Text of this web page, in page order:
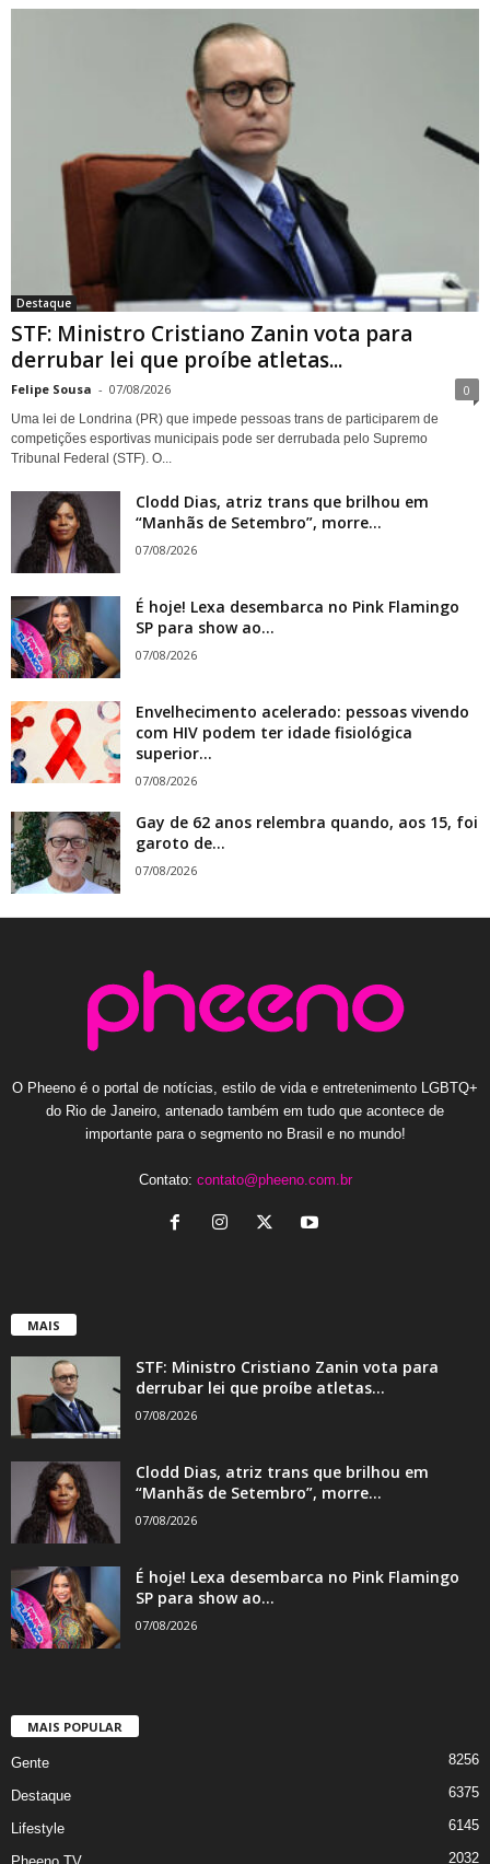
STF: Ministro Cristiano Zanin
vota para derrubar lei que
proíbe atletas transgênero
em competições de Londrina
Destaque
STF: Ministro Cristiano Zanin vota para
derrubar lei que proíbe atletas...
Felipe Sousa - 07/08/2026 0
Uma lei de Londrina (PR) que impede pessoas trans de participarem de
competições esportivas municipais pode ser derrubada pelo Supremo
Tribunal Federal (STF). O...
Clodd Dias, atriz trans que brilhou em
“Manhãs de Setembro”, morre...
07/08/2026
É hoje! Lexa desembarca no Pink Flamingo
SP para show ao...
07/08/2026
Envelhecimento acelerado: pessoas vivendo
com HIV podem ter idade fisiológica
superior...
07/08/2026
Gay de 62 anos relembra quando, aos 15, foi
garoto de...
07/08/2026
O Pheeno é o portal de notícias, estilo de vida e entretenimento LGBTQ+
do Rio de Janeiro, antenado também em tudo que acontece de
importante para o segmento no Brasil e no mundo!
Contato: contato@pheeno.com.br
MAIS
STF: Ministro Cristiano Zanin vota para
derrubar lei que proíbe atletas...
07/08/2026
Clodd Dias, atriz trans que brilhou em
“Manhãs de Setembro”, morre...
07/08/2026
É hoje! Lexa desembarca no Pink Flamingo
SP para show ao...
07/08/2026
MAIS POPULAR
Gente 8256
Destaque 6375
Lifestyle 6145
2032